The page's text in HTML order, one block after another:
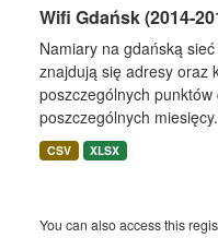
Wifi Gdańsk (2014-
Namiary na gdańską
znajdują się adresy oraz
poszczególnych
poszczególnych
CSV XLSX
You can also access this